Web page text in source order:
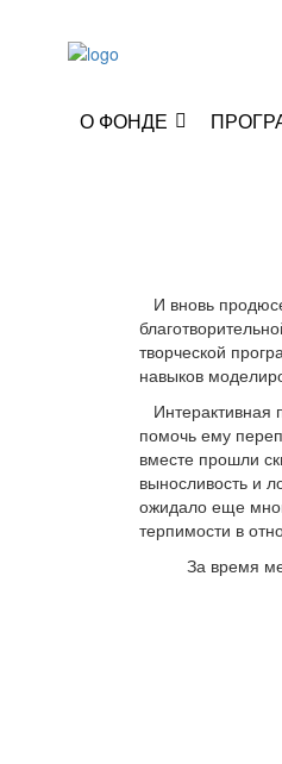
О ФОНДЕ
И вновь
творческой
навыков
Интерактивная
помочь ему
вместе прошли
выносливость и
ожидало еще
терпимости в
За время